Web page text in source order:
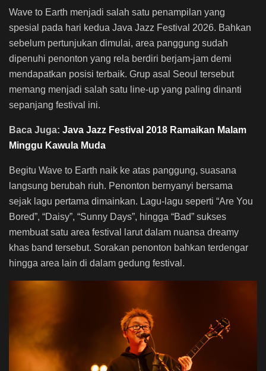
Wave to Earth menjadi salah satu penampilan yang
spesial pada hari kedua Java Jazz Festival 2026. Bahkan
sebelum pertunjukan dimulai, area panggung sudah
dipenuhi penonton yang rela berdiri berjam-jam demi
mendapatkan posisi terbaik. Grup asal Seoul tersebut
memang menjadi salah satu line-up yang paling dinanti
sepanjang festival ini.
Baca Juga: Java Jazz Festival 2018 Ramaikan Malam
Minggu Kawula Muda
Begitu Wave to Earth naik ke atas panggung, suasana
langsung berubah riuh. Penonton bernyanyi bersama
sejak lagu pertama dimainkan. Lagu-lagu seperti “Are You
Bored”, “Daisy”, “Sunny Days”, hingga “Bad” sukses
membuat satu area festival larut dalam nuansa dreamy
khas band tersebut. Sorakan penonton bahkan terdengar
hingga area lain di dalam gedung festival.